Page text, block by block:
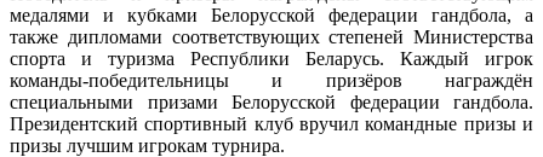
медалями и кубками Белорусской федерации гандбола, а
также дипломами соответствующих степеней Министерства
спорта и туризма Республики Беларусь. Каждый игрок
команды-победительницы и призёров награждён
специальными призами Белорусской федерации гандбола.
Президентский спортивный клуб вручил командные призы и
призы лучшим игрокам турнира.